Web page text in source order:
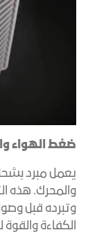
ضغط الهواء
يعمل مبرد
والمحرك. هذه
وتبرده قبل
الكفاءة والقوة